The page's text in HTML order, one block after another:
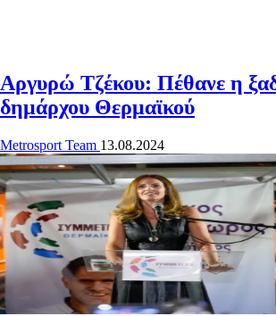
Αργυρώ Τζέκου: Πέθανε η
δημάρχου Θερμαϊκού
Metrosport Team 13.08.2024